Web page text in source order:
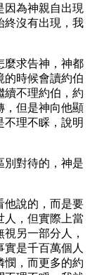
因為神親自出現
終沒有出現，我
麼求告神，神都
的時候會讀約伯
續不理約伯，約
，但是神向他顯
不理不睬，說明
別對待的，神是
他說的，而是要
人，但實際上當
另一部分人，
是千百萬個人
憫，而更多的約